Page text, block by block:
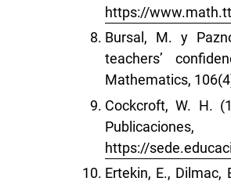
https://
Bursal, M. y
teachers’
Mathematics,
Cockcroft, W. H.
https://
Ertekin, E.,